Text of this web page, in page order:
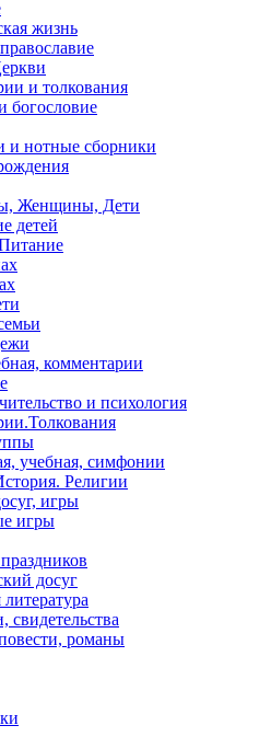
жизнь
и толкования
богословие
и нотные сборники
Женщины, Дети
детей
комментарии
и психология
учебная, симфонии
Религии
игры
игры
досуг
свидетельства
романы